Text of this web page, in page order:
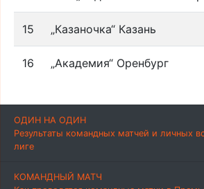
15 „Казаночка“ Казань
16 „Академия“ Оренбург
ОДИН НА ОДИН
Результаты командных матчей и личных
лиге
КОМАНДНЫЙ МАТЧ